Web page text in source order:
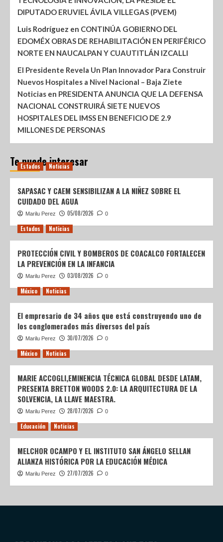
DIPUTADO ERUVIEL ÁVILA VILLEGAS (PVEM)
Luis Rodríguez en CONTINÚA GOBIERNO DEL
EDOMÉX OBRAS DE REHABILITACIÓN EN PERIFÉRICO
NORTE EN NAUCALPAN Y CUAUTITLÁN IZCALLI
El Presidente Revela Un Plan Innovador Para Construir
Nuevos Hospitales a Nivel Nacional – Baja Ziete
Noticias en PRESIDENTA ANUNCIA QUE LA DEFENSA
NACIONAL CONSTRUIRÁ SIETE NUEVOS
HOSPITALES DEL IMSS EN BENEFICIO DE 2.9
MILLONES DE PERSONAS
Te puede interesar
Estados Noticias
SAPASAC Y CAEM SENSIBILIZAN A LA NIÑEZ SOBRE EL
CUIDADO DEL AGUA
Marilu Perez 05/08/2026 0
Estados Noticias
PROTECCIÓN CIVIL Y BOMBEROS DE COACALCO FORTALECEN
LA PREVENCIÓN EN LA INFANCIA
Marilu Perez 03/08/2026 0
México Noticias
El empresario de 34 años que está construyendo uno de
los conglomerados más diversos del país
Marilu Perez 30/07/2026 0
México Noticias
MARIE ACCOGLI,EMINENCIA TÉCNICA GLOBAL DESDE LATAM,
PRESENTA BRETTON WOODS 2.0: LA ARQUITECTURA DE LA
SOLVENCIA, LA LLAVE MAESTRA.
Marilu Perez 28/07/2026 0
Educación Noticias
MELCHOR OCAMPO Y EL INSTITUTO SAN ÁNGELO SELLAN
ALIANZA HISTÓRICA POR LA EDUCACIÓN MÉDICA
Marilu Perez 27/07/2026 0